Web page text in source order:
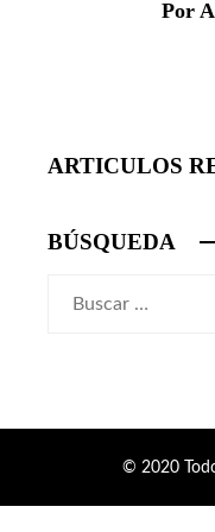
Por
ARTICULOS
BÚSQUEDA
© 2020